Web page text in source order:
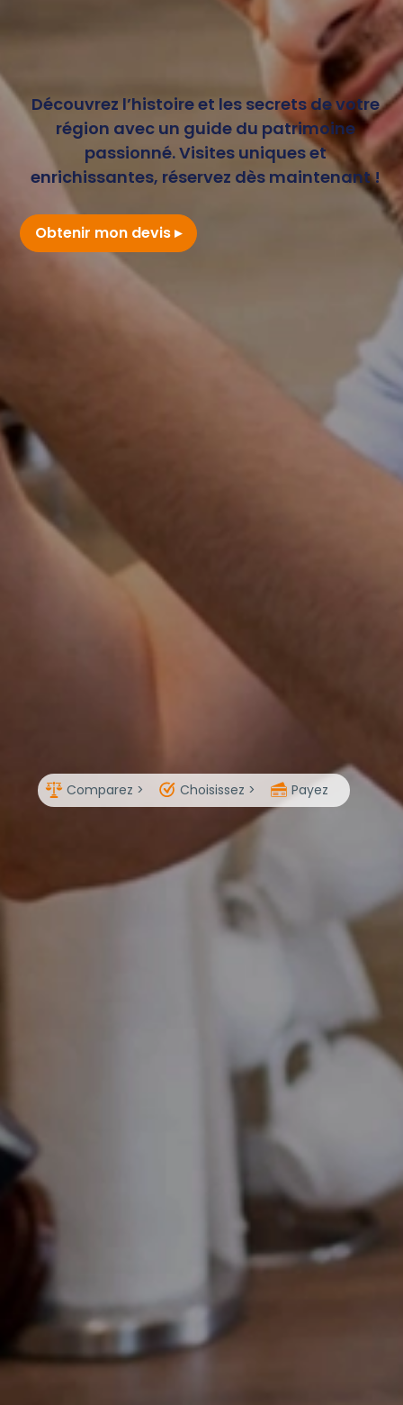
Découvrez l’histoire et les secrets de votre
région avec un guide du patrimoine
passionné. Visites uniques et
enrichissantes, réservez dès maintenant !
Obtenir mon devis
Comparez > Choisissez > Payez